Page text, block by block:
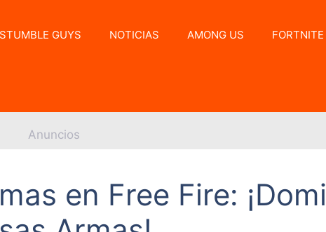
STUMBLE GUYS NOTICIAS AMONG US FORTNITE
Anuncios
en Free Fire: